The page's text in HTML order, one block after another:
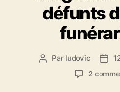
défunts
Auteur
Par ludovic
Date
2